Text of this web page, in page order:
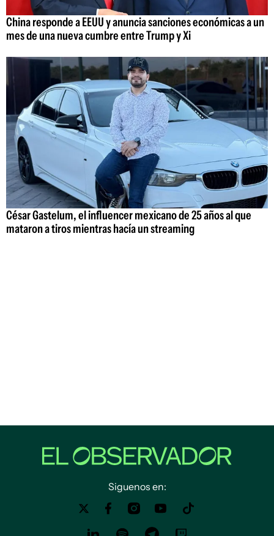
China responde a EEUU y anuncia sanciones económicas a un
mes de una nueva cumbre entre Trump y Xi
César Gastelum, el influencer mexicano de 25 años al que
mataron a tiros mientras hacía un streaming
Siguenos en: